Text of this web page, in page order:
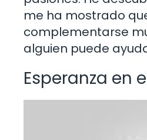
me ha mostrado
complementarse
alguien puede
Esperanza en